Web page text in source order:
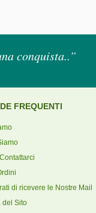
conquista..”
FREQUENTI
di ricevere le Nostre Mail
del Sito